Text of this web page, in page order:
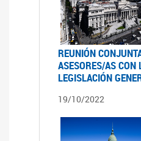
REUNIÓN
ASESORES/AS CON
LEGISLACIÓN
19/10/2022